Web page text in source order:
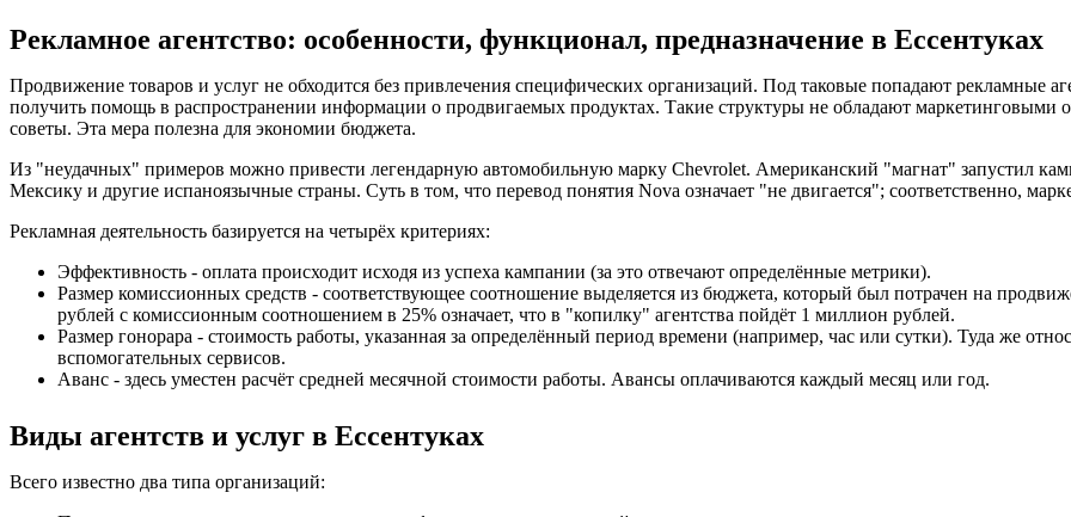
Рекламное агентство: особенности, функционал, предназначение в Ессентуках
Продвижение товаров и услуг не обходится без привлечения специфических организаций. Под таковые попадают рекламные
получить помощь в распространении информации о продвигаемых продуктах. Такие структуры не обладают маркетинговыми
советы. Эта мера полезна для экономии бюджета.
Из "неудачных" примеров можно привести легендарную автомобильную марку Chevrolet. Американский "магнат" запустил
Мексику и другие испаноязычные страны. Суть в том, что перевод понятия Nova означает "не двигается"; соответственно,
Рекламная деятельность базируется на четырёх критериях:
Эффективность - оплата происходит исходя из успеха кампании (за это отвечают определённые метрики).
Размер комиссионных средств - соответствующее соотношение выделяется из бюджета, который был потрачен на
рублей с комиссионным соотношением в 25% означает, что в "копилку" агентства пойдёт 1 миллион рублей.
Размер гонорара - стоимость работы, указанная за определённый период времени (например, час или сутки). Туда же
вспомогательных сервисов.
Аванс - здесь уместен расчёт средней месячной стоимости работы. Авансы оплачиваются каждый месяц или год.
Виды агентств и услуг в Ессентуках
Всего известно два типа организаций: